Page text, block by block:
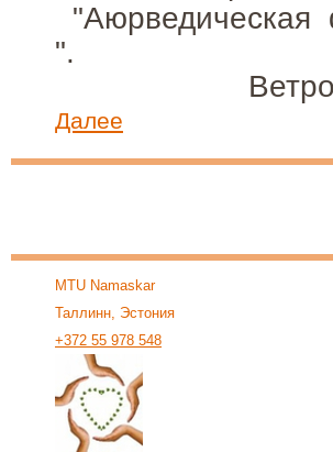
".
Ветров
Далее
MTU Namaskar
Таллинн, Эстония
+372 55 978 548